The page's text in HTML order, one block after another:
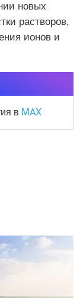
новых
растворов,
ионов и
в MAX